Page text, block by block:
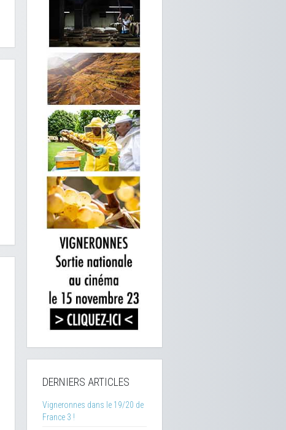
DERNIERS ARTICLES
Vigneronnes dans le 19/20 de
France 3 !